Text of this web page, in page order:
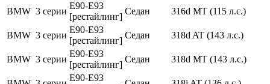
BMW 3 серии
E90-E93
[рестайлинг]
Седан 316d MT (115 л.с.)
BMW 3 серии
E90-E93
[рестайлинг]
Седан 318d AT (143 л.с.)
BMW 3 серии
E90-E93
[рестайлинг]
Седан 318d MT (143 л.с.)
E90-E93